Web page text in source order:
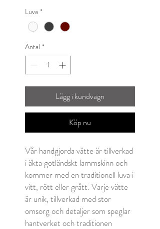
Luva *
Antal *
Lägg i kundvagn
Köp nu
Vår handgjorda vätte är tillverkad
i äkta gotländskt lammskinn och
kommer med en traditionell luva i
vitt, rött eller grått. Varje vätte
är unik, tillverkad med stor
omsorg och detaljer som speglar
hantverket och traditionen